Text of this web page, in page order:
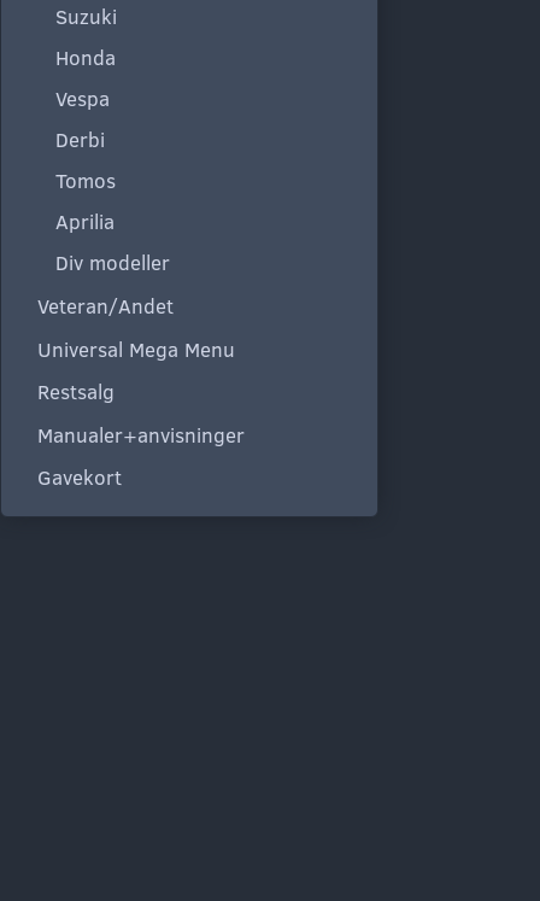
Suzuki
Honda
Vespa
Derbi
Tomos
Aprilia
Div modeller
Veteran/Andet
Universal Mega Menu
Restsalg
Manualer+anvisninger
Gavekort